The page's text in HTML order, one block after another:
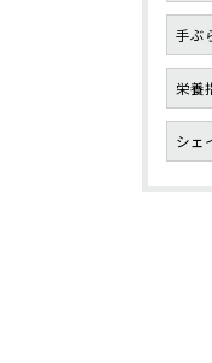
手ぶ
栄養
シェ